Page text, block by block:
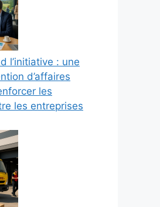
l’initiative : une
d’affaires
les
les entreprises